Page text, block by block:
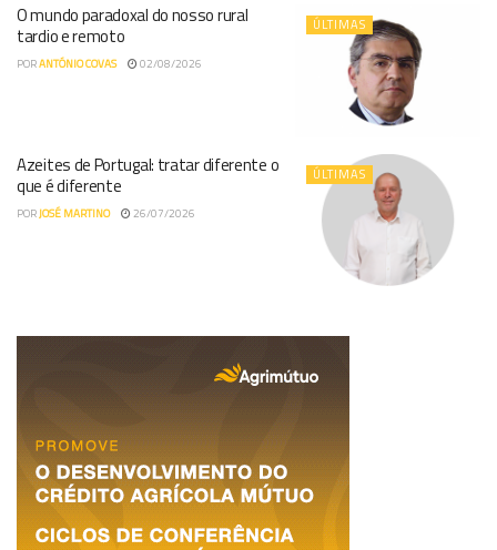
ÚLTIMAS
O mundo paradoxal do nosso rural
tardio e remoto
PORANTÓNIO COVAS 02/08/2026
ÚLTIMAS
Azeites de Portugal: tratar diferente o
que é diferente
PORJOSÉ MARTINO 26/07/2026